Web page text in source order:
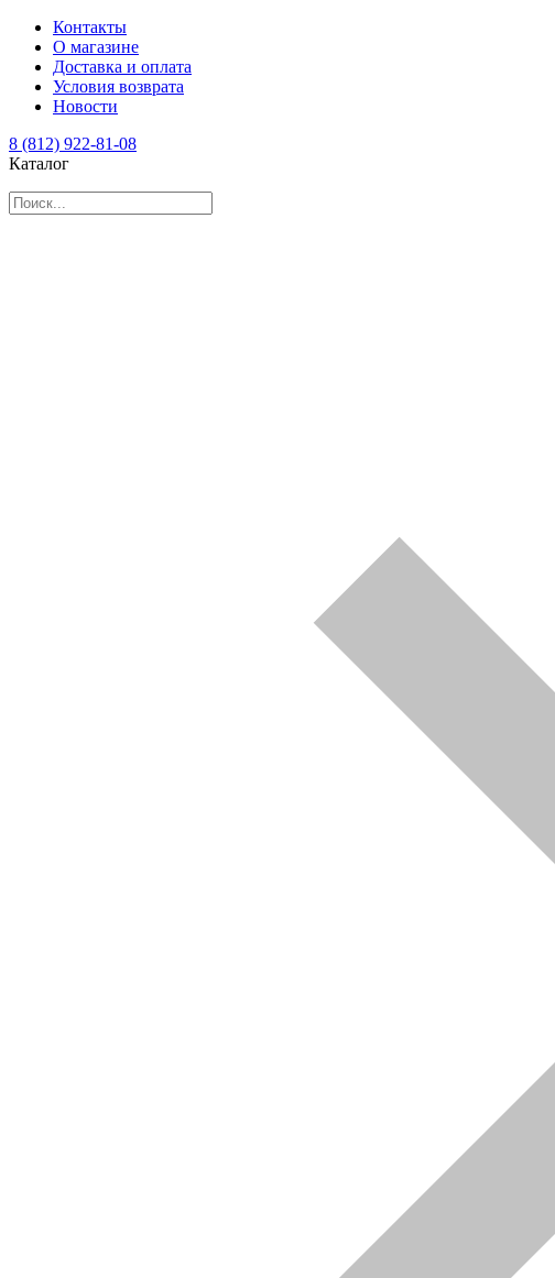
Контакты
О магазине
Доставка и оплата
Условия возврата
Новости
8 (812) 922-81-08
Каталог